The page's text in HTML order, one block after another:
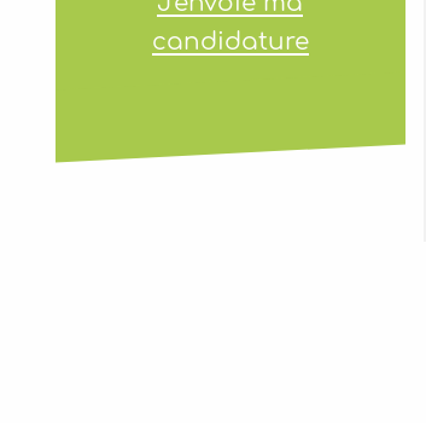
candidature